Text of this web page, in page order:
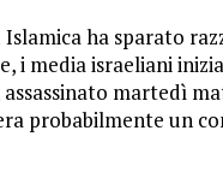
ha sparato
i media israeliani
martedì
probabilmente un